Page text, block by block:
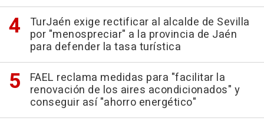
TurJaén exige rectificar al alcalde de Sevilla
por "menospreciar" a la provincia de Jaén
para defender la tasa turística
FAEL reclama medidas para "facilitar la
renovación de los aires acondicionados" y
conseguir así "ahorro energético"